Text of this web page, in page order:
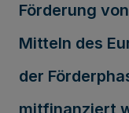
Förderung
Mitteln des
der
mitfinanziert